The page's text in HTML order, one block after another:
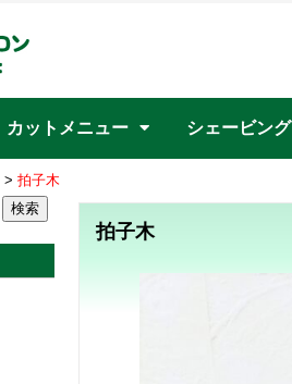
カットメニュー
レギュラーコース
レディースカット
頭皮スッキリコース
顔サッパリコース
極楽コース
頭皮殺菌コース
シェービング
> 拍子木
拍子木
検索